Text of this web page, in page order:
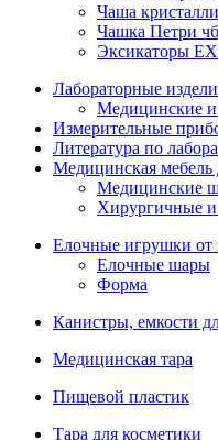
Чаша
Чашка Петри
Эксикаторы
Лабораторные
Медицинские
Измерительные
Литература по
Медицинская мебель
Медицинские
Хирургичные и
Елочные игрушки от
Елочные шары
Форма
Канистры, емкости
Медицинская тара
Пищевой пластик
Тара для косметики